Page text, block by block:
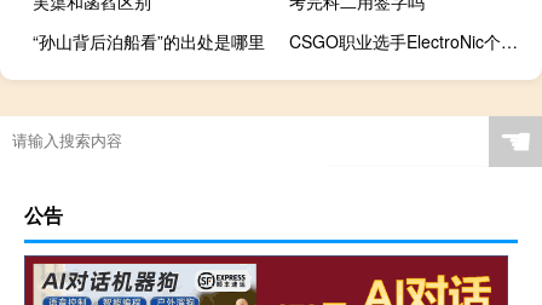
“孙山背后泊船看”的出处是哪里
CSGO职业选手ElectroNic个人资料_NAVI战队电子哥个人信息-「鲸吼社区」
☚
公告